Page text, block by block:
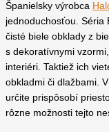
Španielsky výrobca
jednoduchosťou. Séria
čisté biele obklady z
s dekoratívnymi
interiéri. Taktiež ich
obkladmi či dlažbami.
určite prispôsobí
rôzne možnosti tejto